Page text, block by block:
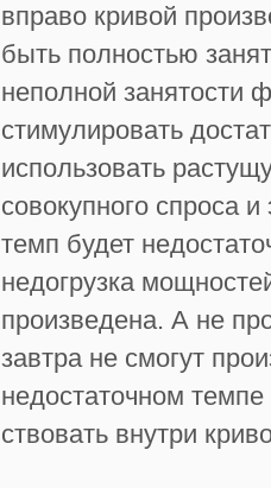
вправо кривой
быть полностью
неполной занятости
стимулировать
использовать
совокупного спроса
темп будет
недогрузка
произве­дена. А не
зав­тра не смогут
недостаточном
ствовать внутри